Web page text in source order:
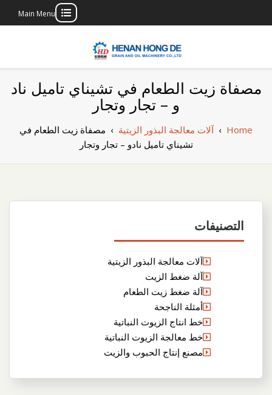
Main Menu
بناء مصنع إنتاج
الزيوت النباتية
الخاص بك
مصفاة زيت الطعام في تشيناي تاميل ناد
و – تجار وتجار
Home
›آلات معالجة البذور الزيتية › مصفاة زيت الطعام في
تشيناي تاميل نادو – تجار وتجار
التصنيفات
آلات معالجة البذور الزيتية
آلة ضغط الزيت
آلة ضغط زيت الطعام
أمثلة الناجحة
خط انتاج الزيوت النباتية
خط معالجة الزيوت النباتية
مصنع إنتاج الحبوب والزيت